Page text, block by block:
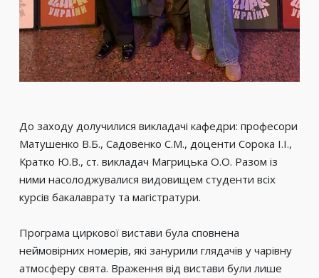
До заходу долучилися викладачі кафедри: професори
Матушенко В.Б., Садовенко С.М., доценти Сорока І.І.,
Кратко Ю.В., ст. викладач Магрицька О.О. Разом із
ними насолоджувалися видовищем студенти всіх
курсів бакалаврату та магістратури.
Програма циркової вистави була сповнена
неймовірних номерів, які занурили глядачів у чарівну
атмосферу свята. Враження від вистави були лише